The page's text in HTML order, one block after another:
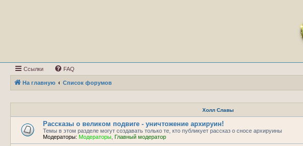
Ссылки FAQ
На главную Список форумов
Холл Славы
Рассказы о великом подвиге - уничтожение архируин!
Темы в этом разделе могут создавать только те, кто публикует рассказ о сносе архируины
Модераторы: Модераторы Главный модератор